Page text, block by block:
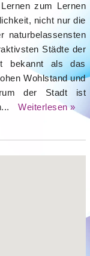
zum Lernen
nicht nur die
naturbelassensten
Städte der
bekannt als das
Wohlstand und
der Stadt ist
Weiterlesen »